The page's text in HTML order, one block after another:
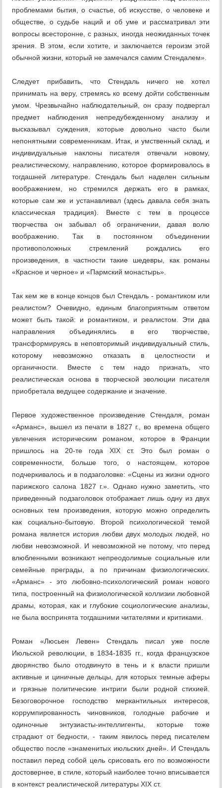
проблемами бытия, о счастье, об искусстве, о человеке и
обществе, о судьбе наций и об уме и рассматривал эти
вопросы всесторонне, с разных, иногда неожиданных точек
зрения. В этом, если хотите, и заключается героизм этой
обычной жизни, который не замечался самим Стендалем».
Следует прибавить, что Стендаль ничего не хотел
принимать на веру, стремясь ко всему дойти собственным
умом. Чрезвычайно наблюдательный, он сразу подвергал
предмет наблюдения непредубежденному анализу и
высказывал суждения, которые довольно часто были
непонятными современникам. Итак, и умственный склад, и
индивидуальные наклоны писателя отвечали новому,
реалистическому, направлению, которое формировалось в
тогдашней литературе. Стендаль был наделен сильным
воображением, но стремился держать его в рамках,
которые сам же и устанавливал (здесь давала себя знать
классическая традиция). Вместе с тем в процессе
творчества он забывал об ограничении, давая волю
воображению. Так в постоянном объединении
противоположных стремлений рождались его
произведения, в частности такие шедевры, как романы
«Красное и черное» и «Пармский монастырь».
Так кем же в конце концов был Стендаль - романтиком или
реалистом? Очевидно, единым благоприятным ответом
может быть такой: и романтиком, и реалистом. Эти два
направления объединялись в его творчестве,
трансформируясь в неповторимый индивидуальный стиль,
которому невозможно отказать в целостности и
органичности. Вместе с тем надо признать, что
реалистическая основа в творческой эволюции писателя
приобретала ведущее содержание и значение.
Первое художественное произведение Стендаля, роман
«Арманс», вышел из печати в 1827 г., во времена общего
увлечения историческим романом, которое в Франции
пришлось на 20-те года XIX ст. Это был роман о
современности, больше того, о настоящем, которое
подчеркивалось и в подзаголовке: «Сцены из жизни одного
парижского салона 1827 г.». Однако нужно заметить, что
приведенный подзаголовок отображает лишь одну из двух
основных тем произведения, которую можно определить
как социально-бытовую. Второй психологической темой
романа является история любви двух молодых людей, но
любви невозможной. И невозможной не потому, что перед
влюбленными возникают непреодолимые социальные или
семейные преграды, а по причинам физиологических.
«Арманс» - это любовно-психологический роман нового
типа, построенный на физиологической коллизии любовной
драмы, которая, как и глубокие социологические анализы,
не была воспринята тогдашними читателями и критиками.
Роман «Люсьен Левен» Стендаль писал уже после
Июльской революции, в 1834-1835 гг., когда французское
дворянство было отодвинуто в тень и к власти пришли
активные и циничные дельцы, для которых темные аферы
и грязные политические интриги были родной стихией.
Безоговорочное господство меркантильных интересов,
коррумпированность чиновников, голодные рабочие и
одиночные энтузиасты-интеллигенты, которые тоже
страдают от бедности, - таким явилось перед писателем
общество после «знаменитых июльских дней». И Стендаль
поставил перед собой цель срисовать его по возможности
достовернее, в стиле, который наиболее точно вписывается
в контекст реалистической литературы XIX ст.